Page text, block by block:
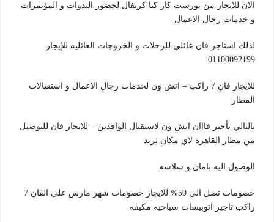
الان للايجار من تورست كار كيا كرنفال لحضور الندوات و المؤتمرات
و خدمات رجال الاعمال
لذلك استاجر فان عائلي للرحلات و الخروجات العائليه للإيجار
01100092199
للايجار فان 7 راكب – اتش ون لخدمات رجال الاعمال و استقبالات
المطار
بالتالي تأجير فااان اتش ون لاستقبال الوافدين – للايجار فان للتوصيل
من مطار القاهره لاي مكان تريد
الوصول اليه بامان و سلاسه
خصومات تصل الى 50% للايجار خصومات شهر مارس على الفان 7
راكب تاجير اتوبيسات سياحيه مكيفه